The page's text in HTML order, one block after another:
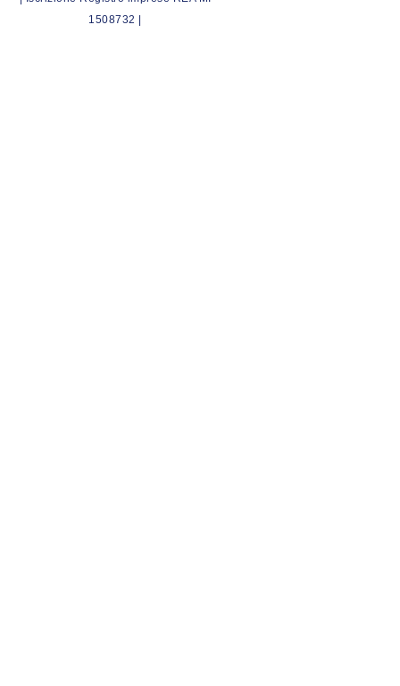
1508732 |